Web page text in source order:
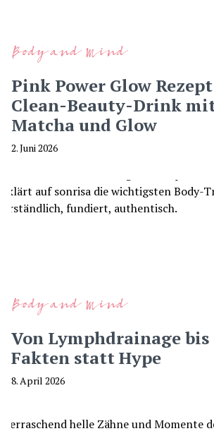
Body and Mind
Pink Power Glow
Clean-Beauty-Drink
Matcha und Glow
2. Juni 2026
Body and Mind
Von Lymphdrainage
Fakten statt Hype
8. April 2026